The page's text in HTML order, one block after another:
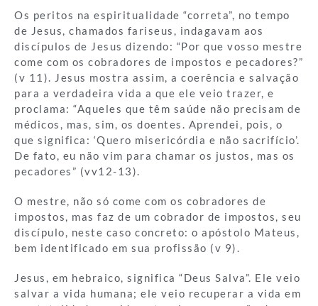
Os peritos na espiritualidade “correta”, no tempo
de Jesus, chamados fariseus, indagavam aos
discípulos de Jesus dizendo: “Por que vosso mestre
come com os cobradores de impostos e pecadores?”
(v 11). Jesus mostra assim, a coerência e salvação
para a verdadeira vida a que ele veio trazer, e
proclama: “Aqueles que têm saúde não precisam de
médicos, mas, sim, os doentes. Aprendei, pois, o
que significa: ‘Quero misericórdia e não sacrifício’.
De fato, eu não vim para chamar os justos, mas os
pecadores” (vv12-13).
O mestre, não só come com os cobradores de
impostos, mas faz de um cobrador de impostos, seu
discípulo, neste caso concreto: o apóstolo Mateus,
bem identificado em sua profissão (v 9).
Jesus, em hebraico, significa “Deus Salva”. Ele veio
salvar a vida humana; ele veio recuperar a vida em